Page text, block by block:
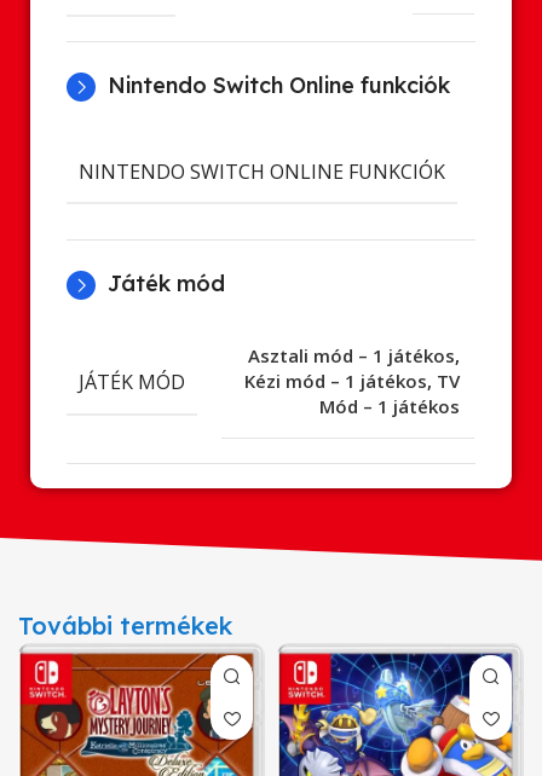
Nintendo Switch Online funkciók
NINTENDO SWITCH ONLINE FUNKCIÓK
Játék mód
JÁTÉK MÓD
Asztali mód – 1 játékos,
Kézi mód – 1 játékos, TV
Mód – 1 játékos
További termékek